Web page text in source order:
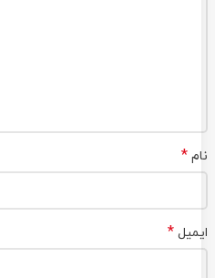
نام *
ایمیل *